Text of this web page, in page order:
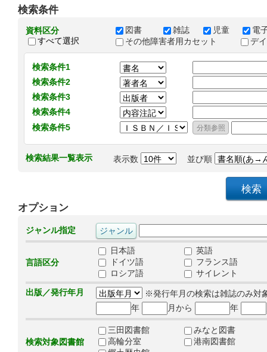
検索条件
資料区分
すべて選択
図書 雑誌 児童
電
その他障害者用カセット
デ
検索条件1
検索条件2
検索条件3
検索条件4
検索条件5
検索結果一覧表示 表示数 並び順
オプション
ジャンル指定
言語区分
日本語
英語
ドイツ語
フランス語
ロシア語
サイレント
出版／発行年月
※発行年月の検索は雑誌のみ対
年
月から 年
検索対象図書館
三田図書館
みなと図書
高輪分室
港南図書館